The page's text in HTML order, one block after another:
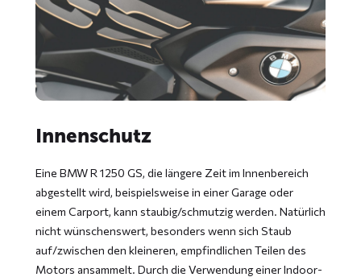
Innenschutz
Eine BMW R 1250 GS, die längere Zeit im Innenbereich
abgestellt wird, beispielsweise in einer Garage oder
einem Carport, kann staubig/schmutzig werden. Natürlich
nicht wünschenswert, besonders wenn sich Staub
auf/zwischen den kleineren, empfindlichen Teilen des
Motors ansammelt. Durch die Verwendung einer Indoor-